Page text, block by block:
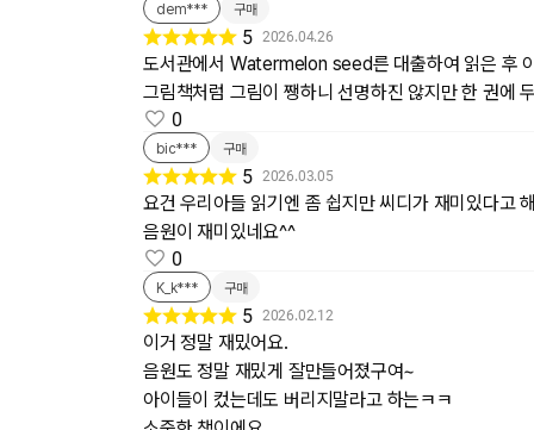
dem*** 구매
5 2026.04.26
도서관에서 Watermelon seed른 대출하여 읽은 후
그림책처럼 그림이 쨍하니 선명하진 않지만 한 권에
0
bic*** 구매
5 2026.03.05
요건 우리아들 읽기엔 좀 쉽지만 씨디가 재미있다고
음원이 재미있네요^^
0
K_k*** 구매
5 2026.02.12
이거 정말 재밌어요.
음원도 정말 재밌게 잘만들어졌구여~
아이들이 컸는데도 버리지말라고 하는ㅋㅋ